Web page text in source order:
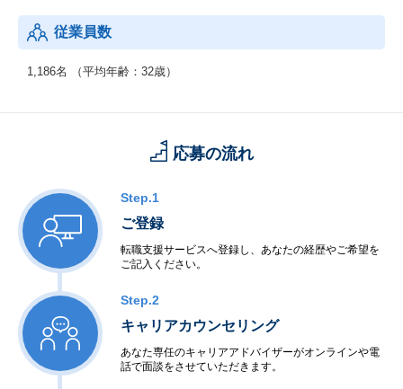
従業員数
1,186名 （平均年齢：32歳）
応募の流れ
Step.1
ご登録
転職支援サービスへ登録し、あなたの経歴やご希望を
ご記入ください。
Step.2
キャリアカウンセリング
あなた専任のキャリアアドバイザーがオンラインや電
話で面談をさせていただきます。